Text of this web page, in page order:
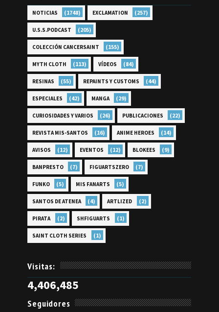
NOTICIAS (1748) EXCLAMATION (257)
U.S.S.PODCAST (205)
COLECCIÓN CANCERSAINT (155)
MYTH CLOTH (113) VÍDEOS (84)
RESINAS (55) REPAINTS Y CUSTOMS (44)
ESPECIALES (42) MANGA (29)
CURIOSIDADES Y VARIOS (26) PUBLICACIONES (22)
REVISTA MIS-SANTOS (16) ANIME HEROES (14)
AVISOS (12) EVENTOS (12) BLOKEES (9)
BANPRESTO (7) FIGUARTSZERO (7)
FUNKO (5) MIS FANARTS (5)
SANTOS DE ATENEA (4) ARTLIZED (2)
PIRATA (2) SHFIGUARTS (1)
SAINT CLOTH SERIES (1)
Visitas:
4,406,485
Seguidores